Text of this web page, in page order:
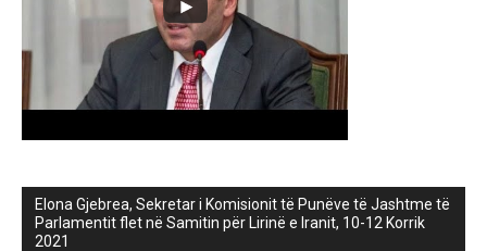
Elona Gjebrea, Sekretar i Komisionit të Punëve të Jashtme të
Parlamentit flet në Samitin për Lirinë e Iranit, 10-12 Korrik
2021